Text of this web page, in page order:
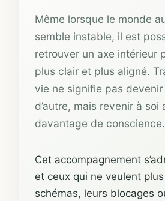
Même lorsque le monde
semble instable, il est
retrouver un axe intérieur
plus clair et plus aligné.
vie ne signifie pas devenir
d’autre, mais revenir à soi
davantage de conscience.
Cet accompagnement
et ceux qui ne veulent
schémas, leurs blocages